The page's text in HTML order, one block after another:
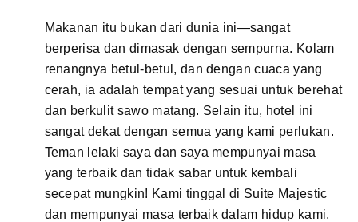
Makanan itu bukan dari dunia ini—sangat
berperisa dan dimasak dengan sempurna. Kolam
renangnya betul-betul, dan dengan cuaca yang
cerah, ia adalah tempat yang sesuai untuk berehat
dan berkulit sawo matang. Selain itu, hotel ini
sangat dekat dengan semua yang kami perlukan.
Teman lelaki saya dan saya mempunyai masa
yang terbaik dan tidak sabar untuk kembali
secepat mungkin! Kami tinggal di Suite Majestic
dan mempunyai masa terbaik dalam hidup kami.